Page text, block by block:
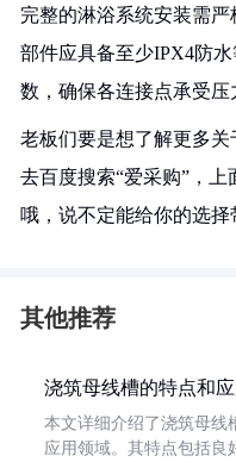
完整的淋浴系统安装需
部件应具备至少IPX4防
数，确保各连接点承受压
老板们要是想了解更多
去百度搜索“爱采购”，
哦，说不定能给你的选择
其他推荐
浇筑母线槽的特点和
本文详细介绍了浇筑母线
应用领域。其特点包括良